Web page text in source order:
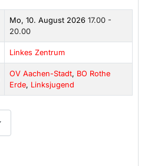
Mo, 10. August 202617.00 -
20.00
Linkes Zentrum
OV Aachen-Stadt, BO Rothe
Erde, Linksjugend